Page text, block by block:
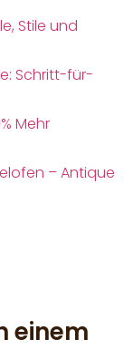
Stile und
Schritt-für-
Mehr
– Antique
einem